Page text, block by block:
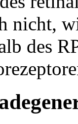
nicht,
des